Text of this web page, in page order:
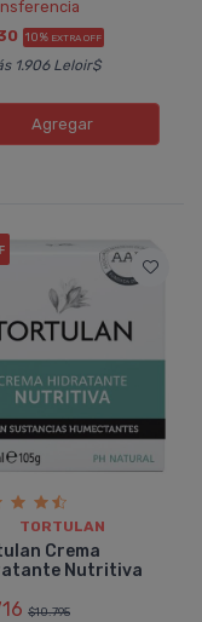
10% EXTRA OFF
1.906 Leloir$
Agregar
TORTULAN
Crema
Nutritiva
$10.795